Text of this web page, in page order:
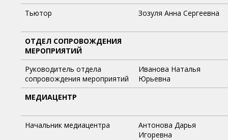
Тьютор
Зозуля Анна Сергеевна
ОТДЕЛ СОПРОВОЖДЕНИЯ
МЕРОПРИЯТИЙ
Руководитель отдела
сопровождения мероприятий
Иванова Наталья
Юрьевна
МЕДИАЦЕНТР
Начальник медиацентра
Антонова Дарья
Игоревна